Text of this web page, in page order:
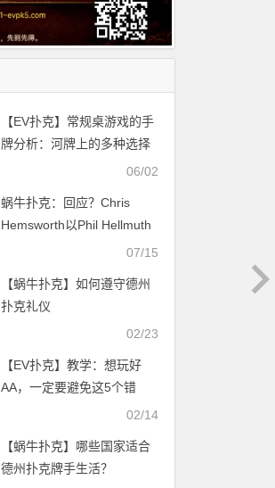
【EV扑克】常规桌游戏的手
牌分析：河牌上的多种选择
06/02
蜗牛扑克：回应？Chris
Hemsworth以Phil Hellmuth
的装扮出席电影首映礼！07/15
【蜗牛扑克】如何遵守德州
扑克礼仪
02/23
【EV扑克】教学：想玩好
AA，一定要避免这5个错
02/14
【蜗牛扑克】哪些国家适合
德州扑克牌手生活？